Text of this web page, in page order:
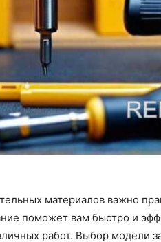
материалов важно
поможет вам быстро и
работ. Выбор модели